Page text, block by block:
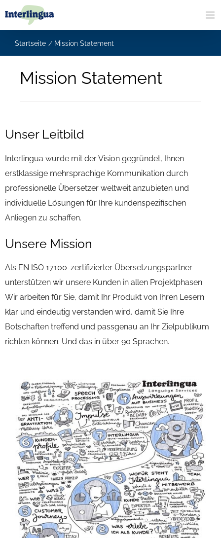
Startseite Mission Statement
Mission Statement
Unser Leitbild
Interlingua wurde mit der Vision gegründet, Ihnen
erstklassige mehrsprachige Kommunikation durch
professionelle Übersetzer weltweit anzubieten und
individuelle Lösungen für Ihre kundenspezifischen
Anliegen zu schaffen.
Unsere Mission
Als EN ISO 17100-zertifizierter Übersetzungspartner
unterstützen wir unsere Kunden in allen Projektphasen.
Wir arbeiten für Sie, damit Ihr Produkt von Ihren Lesern
klar und eindeutig verstanden wird, damit Sie Ihre
Botschaften treffend und passgenau an Ihr Zielpublikum
richten können. Und das in über 90 Sprachen.